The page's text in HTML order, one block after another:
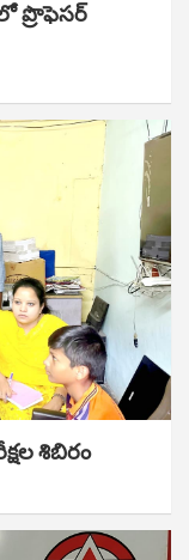
ప్రొఫెసర్
శిబిరం